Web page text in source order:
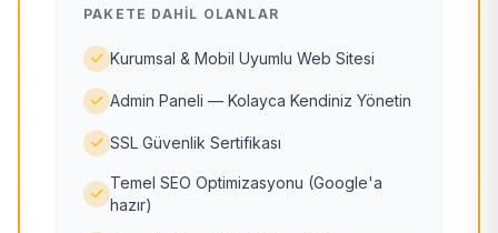
PAKETE DAHIL OLANLAR
Kurumsal & Mobil Uyumlu Web Sitesi
Admin Paneli — Kolayca Kendiniz Yönetin
SSL Güvenlik Sertifikası
Temel SEO Optimizasyonu (Google'a
hazır)